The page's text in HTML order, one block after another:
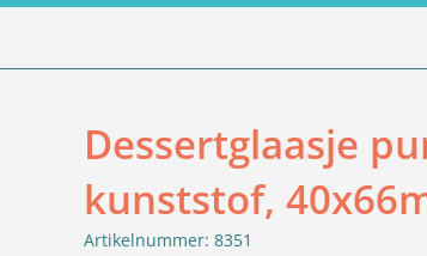
Dessertglaasje
kunststof,
Artikelnummer: 8351